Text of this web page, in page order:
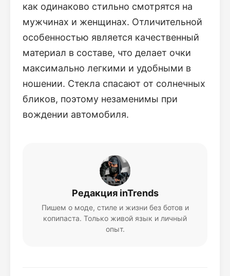
как одинаково стильно смотрятся на
мужчинах и женщинах. Отличительной
особенностью является качественный
материал в составе, что делает очки
максимально легкими и удобными в
ношении. Стекла спасают от солнечных
бликов, поэтому незаменимы при
вождении автомобиля.
Редакция inTrends
Пишем о моде, стиле и жизни без ботов и
копипаста. Только живой язык и личный
опыт.